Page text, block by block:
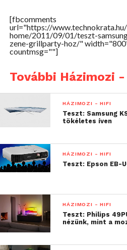
központi egysége magában
is. Ezt a megoldást
volna a Samsung helyében:
vezérlő egységbe talán befért
ahogyan egyébként
hangszóróit is el lehetett
talán nyugodtabban
során: nem féltettük volna a
szerkesztőség állandó
szemszögből.
[fbcomments
url="https://
home/2011/09/01/teszt-
zene-grillparty-hoz/"
countmsg=""]
További Házimozi
HÁZIMOZI - HIFI
Teszt: Samsung
tökéletes íven
HÁZIMOZI - HIFI
Teszt: Epson EB-
HÁZIMOZI - HIFI
Teszt: Philips
nézünk, mint a